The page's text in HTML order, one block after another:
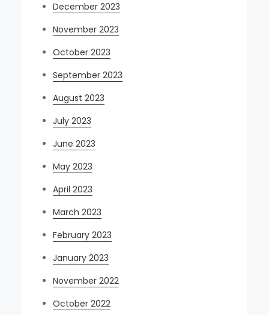
December 2023
November 2023
October 2023
September 2023
August 2023
July 2023
June 2023
May 2023
April 2023
March 2023
February 2023
January 2023
November 2022
October 2022